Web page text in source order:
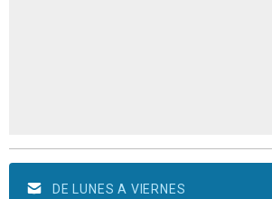
DE LUNES A VIERNES